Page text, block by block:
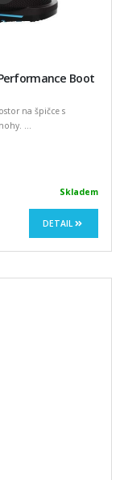
Performance Boot
na špičce s
...
Skladem
DETAIL